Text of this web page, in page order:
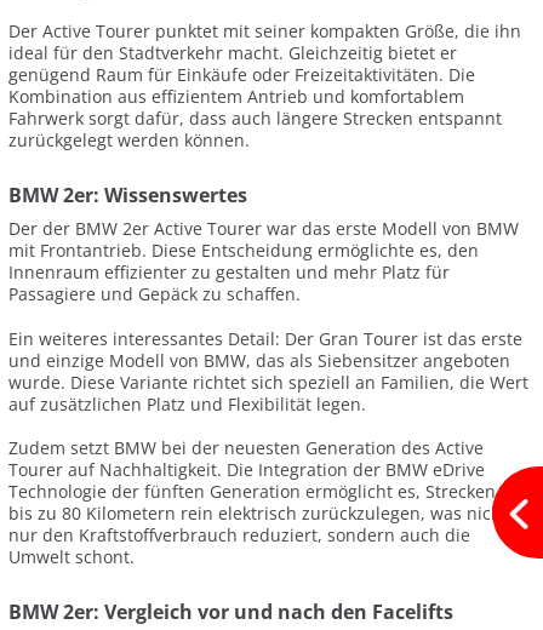
Der Active Tourer punktet mit seiner kompakten Größe, die ihn
ideal für den Stadtverkehr macht. Gleichzeitig bietet er
genügend Raum für Einkäufe oder Freizeitaktivitäten. Die
Kombination aus effizientem Antrieb und komfortablem
Fahrwerk sorgt dafür, dass auch längere Strecken entspannt
zurückgelegt werden können.
BMW 2er: Wissenswertes
Der der BMW 2er Active Tourer war das erste Modell von BMW
mit Frontantrieb. Diese Entscheidung ermöglichte es, den
Innenraum effizienter zu gestalten und mehr Platz für
Passagiere und Gepäck zu schaffen.
Ein weiteres interessantes Detail: Der Gran Tourer ist das erste
und einzige Modell von BMW, das als Siebensitzer angeboten
wurde. Diese Variante richtet sich speziell an Familien, die Wert
auf zusätzlichen Platz und Flexibilität legen.
Zudem setzt BMW bei der neuesten Generation des Active
Tourer auf Nachhaltigkeit. Die Integration der BMW eDrive
Technologie der fünften Generation ermöglicht es, Strecken von
bis zu 80 Kilometern rein elektrisch zurückzulegen, was nicht
nur den Kraftstoffverbrauch reduziert, sondern auch die
Umwelt schont.
BMW 2er: Vergleich vor und nach den Facelifts